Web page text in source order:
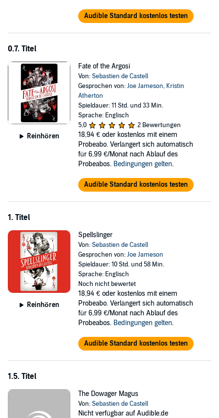
Audible Standard kostenlos testen
0.7. Titel
Reinhören
Fate of the Argosi
Von:Sebastien de Castell
Gesprochen von:Joe Jameson, Kristin
Atherton
Spieldauer: 11 Std. und 33 Min.
Sprache: Englisch
5,0
2 Bewertungen
18,94 € oder kostenlos mit einem
Probeabo. Verlängert sich automatisch
für 6,99 €/Monat nach Ablauf des
Probeabos. Bedingungen gelten.
Audible Standard kostenlos testen
1. Titel
Reinhören
Spellslinger
Von:Sebastien de Castell
Gesprochen von:Joe Jameson
Spieldauer: 10 Std. und 58 Min.
Sprache: Englisch
Noch nicht bewertet
18,94 € oder kostenlos mit einem
Probeabo. Verlängert sich automatisch
für 6,99 €/Monat nach Ablauf des
Probeabos. Bedingungen gelten.
Audible Standard kostenlos testen
1.5. Titel
The Dowager Magus
Von:Sebastien de Castell
Nicht verfügbar auf Audible.de